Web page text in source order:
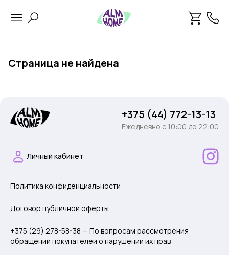
Страница не найдена
+375 (44) 772-13-13
Ежедневно c 10:00 до 22:00
Личный кабинет
Политика конфиденциальности
Договор публичной оферты
+375 (29) 278-58-38 — По вопросам рассмотрения
обращений покупателей о нарушении их прав